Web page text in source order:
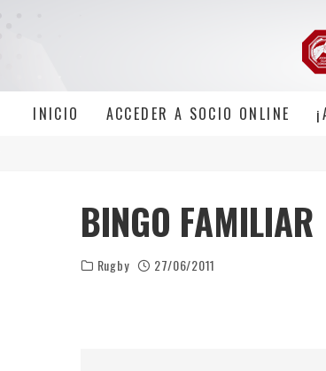
INICIO ACCEDER A SOCIO ONLINE
BINGO FAMILIAR
Rugby 27/06/2011